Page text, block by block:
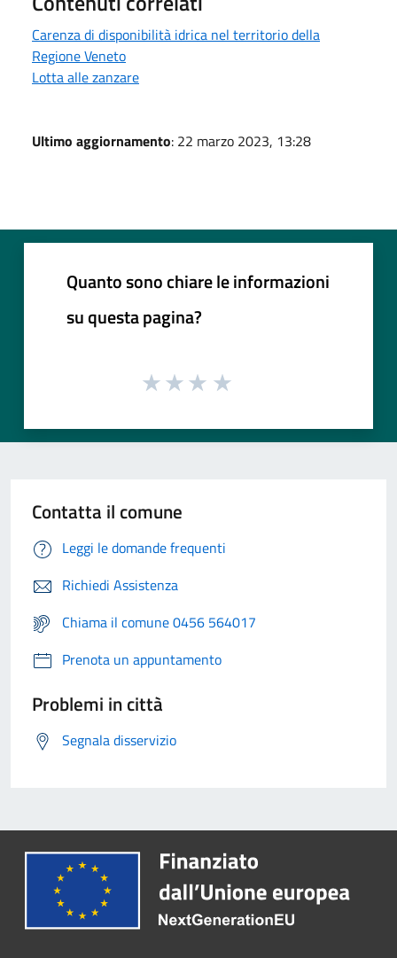
Carenza di disponibilità idrica nel territorio della
Regione Veneto
Lotta alle zanzare
Ultimo aggiornamento: 22 marzo 2023, 13:28
Quanto sono chiare le informazioni
su questa pagina?
Contatta il comune
Leggi le domande frequenti
Richiedi Assistenza
Chiama il comune 0456 564017
Prenota un appuntamento
Problemi in città
Segnala disservizio